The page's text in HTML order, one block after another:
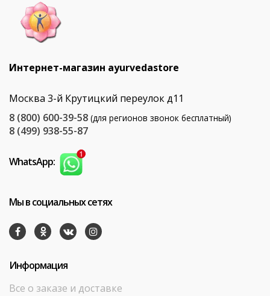
Интернет-магазин ayurvedastore
Москва 3-й Крутицкий переулок д11
8 (800) 600-39-58 (для регионов звонок бесплатный)
8 (499) 938-55-87
WhatsApp:
Мы в социальных сетях
Информация
Все о заказе и доставке